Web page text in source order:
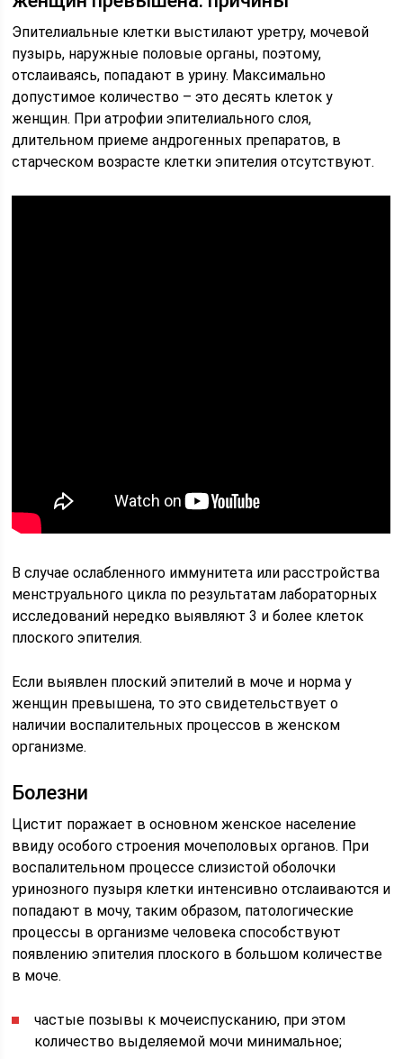
Эпителиальные клетки выстилают уретру, мочевой
пузырь, наружные половые органы, поэтому,
отслаиваясь, попадают в урину. Максимально
допустимое количество – это десять клеток у
женщин. При атрофии эпителиального слоя,
длительном приеме андрогенных препаратов, в
старческом возрасте клетки эпителия отсутствуют.
В случае ослабленного иммунитета или расстройства
менструального цикла по результатам лабораторных
исследований нередко выявляют 3 и более клеток
плоского эпителия.
Если выявлен плоский эпителий в моче и норма у
женщин превышена, то это свидетельствует о
наличии воспалительных процессов в женском
организме.
Болезни
Цистит поражает в основном женское население
ввиду особого строения мочеполовых органов. При
воспалительном процессе слизистой оболочки
уринозного пузыря клетки интенсивно отслаиваются и
попадают в мочу, таким образом, патологические
процессы в организме человека способствуют
появлению эпителия плоского в большом количестве
в моче.
частые позывы к мочеиспусканию, при этом
количество выделяемой мочи минимальное;